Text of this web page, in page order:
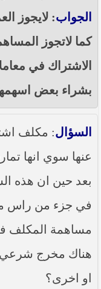
الجواب: لايجوز
كما لاتجوز
الاشتراك في
بشراء بعض
السؤال: مكلف
عنها سوي انها
بعد حين ان هذه
في جزء من راس
مساهمة المكلف
هناك مخرج شرعي
او اخرى؟